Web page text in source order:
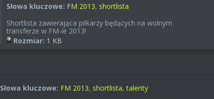
Słowa kluczowe: FM 2013, shortlista
Shortlista zawierająca piłkarzy będących na wolnym
transferze w FM-ie 2013!
Rozmiar: 1 KB
Słowa kluczowe: FM 2013, shortlista,talenty